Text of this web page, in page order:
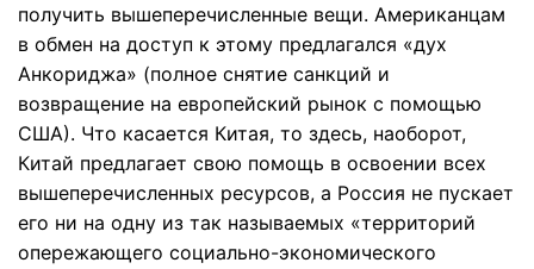
получить вышеперечисленные вещи. Американцам
в обмен на доступ к этому предлагался «дух
Анкориджа» (полное снятие санкций и
возвращение на европейский рынок с помощью
США). Что касается Китая, то здесь, наоборот,
Китай предлагает свою помощь в освоении всех
вышеперечисленных ресурсов, а Россия не пускает
его ни на одну из так называемых «территорий
опережающего социально-экономического